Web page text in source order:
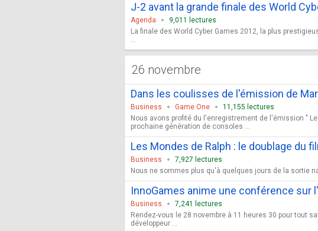
J-2 avant la grande finale des World
Agenda
9,011 lectures
La finale des World Cyber Games 2012, la plus
...
26 novembre
Dans les coulisses de l'émission de
Business Game One
11,155 lectures
Nous avons profité du l'enregistrement de l'émission "
prochaine génération de consoles ...
Les Mondes de Ralph : le doublage du
Business
7,927 lectures
Nous ne sommes plus qu'à quelques jours de la sortie
InnoGames anime une conférence sur
Business
7,241 lectures
Rendez-vous le 28 novembre à 11 heures 30 pour tout
développeur ...